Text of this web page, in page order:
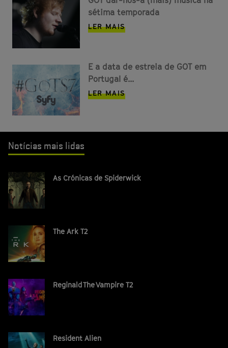
sétima temporada
LER MAIS
E a data de estreia de GOT em
Portugal é...
LER MAIS
Notícias mais lidas
As Crónicas de Spiderwick
The Ark T2
Reginald The Vampire T2
Resident Alien